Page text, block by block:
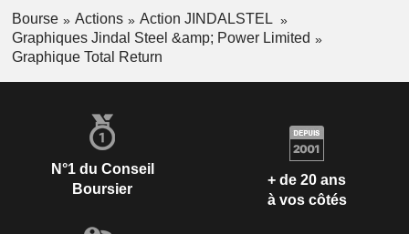
Bourse Actions
Action JINDALSTEL
Graphiques Jindal Steel &amp; Power Limited
Graphique Total Return
N°1 du Conseil
Boursier
+ de 20 ans
à vos côtés